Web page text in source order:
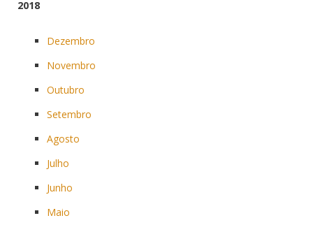
2018
Dezembro
Novembro
Outubro
Setembro
Agosto
Julho
Junho
Maio